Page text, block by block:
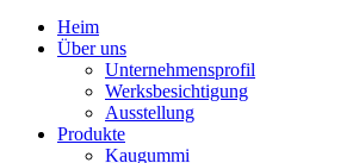
Heim
Über uns
Unternehmensprofil
Werksbesichtigung
Ausstellung
Produkte
Kaugummi